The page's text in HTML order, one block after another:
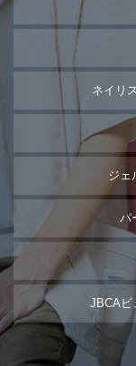
ネイリ
ジェ
パ
JBCAビ